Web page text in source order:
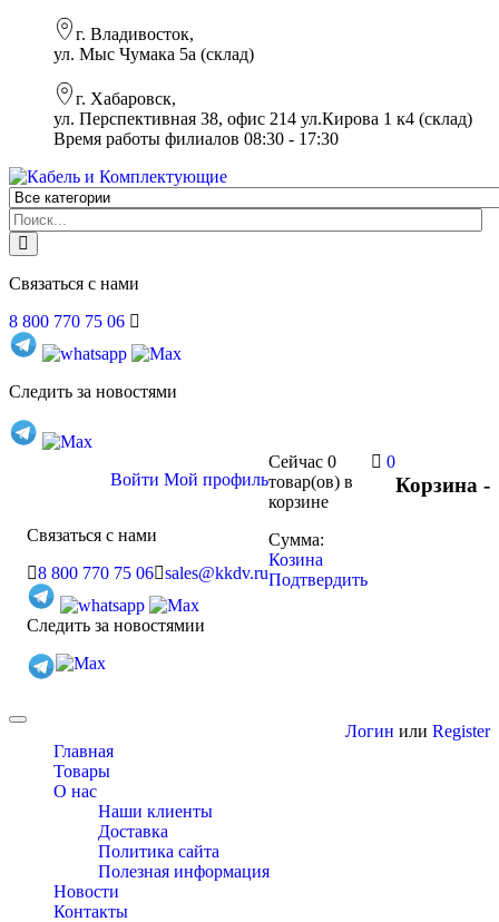
г. Владивосток,
ул. Мыс Чумака 5а (склад)
г. Хабаровск,
ул. Перспективная 38, офис 214 ул.Кирова 1 к4 (склад)
Время работы филиалов 08:30 - 17:30
Связаться с нами
8 800 770 75 06
Следить за новостями
Корзина -
0
Сейчас 0
товар(ов) в
корзине
Сумма:
Козина
Подтвердить
Войти Мой профиль
Связаться с нами
8 800 770 75 06 sales@kkdv.ru
Следить за новостямии
Toggle
navigationГлавная
Товары
О нас
Наши клиенты
Доставка
Политика сайта
Полезная информация
Новости
Контакты
Логин или Register